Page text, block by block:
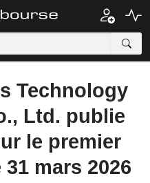
Technology
Ltd. publie
le premier
mars 2026